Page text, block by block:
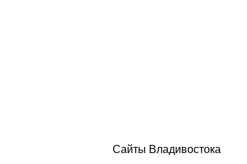
Сайты Владивостока